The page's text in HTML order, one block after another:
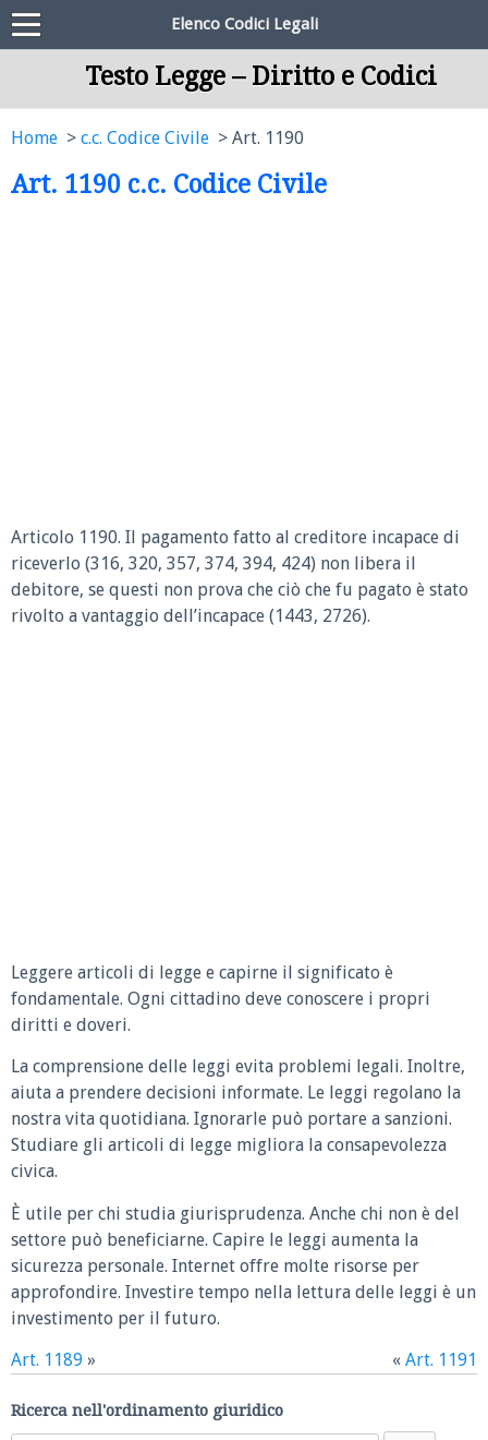
Elenco Codici Legali
Testo Legge – Diritto e Codici
Home c.c. Codice Civile Art. 1190
Art. 1190 c.c. Codice Civile
Articolo 1190. Il pagamento fatto al creditore incapace di
riceverlo (316, 320, 357, 374, 394, 424) non libera il
debitore, se questi non prova che ciò che fu pagato è stato
rivolto a vantaggio dell’incapace (1443, 2726).
Leggere articoli di legge e capirne il significato è
fondamentale. Ogni cittadino deve conoscere i propri
diritti e doveri.
La comprensione delle leggi evita problemi legali. Inoltre,
aiuta a prendere decisioni informate. Le leggi regolano la
nostra vita quotidiana. Ignorarle può portare a sanzioni.
Studiare gli articoli di legge migliora la consapevolezza
civica.
È utile per chi studia giurisprudenza. Anche chi non è del
settore può beneficiarne. Capire le leggi aumenta la
sicurezza personale. Internet offre molte risorse per
approfondire. Investire tempo nella lettura delle leggi è un
investimento per il futuro.
Art. 1189 » « Art. 1191
Ricerca nell'ordinamento giuridico